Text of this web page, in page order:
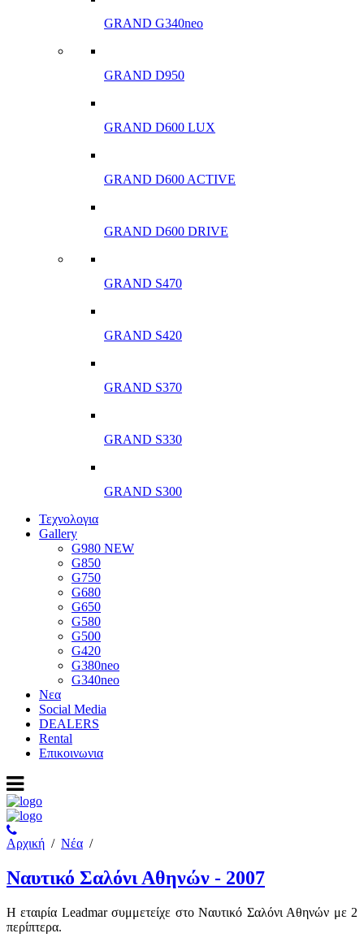
GRAND G340neo
GRAND D950
GRAND D600 LUX
GRAND D600 ACTIVE
GRAND D600 DRIVE
GRAND S470
GRAND S420
GRAND S370
GRAND S330
GRAND S300
Τεχνολογια
Gallery
G980 NEW
G850
G750
G680
G650
G580
G500
G420
G380neo
G340neo
Νεα
Social Media
DEALERS
Rental
Επικοινωνια
Αρχική / Νέα /
Ναυτικό Σαλόνι Αθηνών - 2007
Η εταιρία Leadmar συμμετείχε στο Ναυτικό Σαλόνι Αθηνών με 2
περίπτερα.